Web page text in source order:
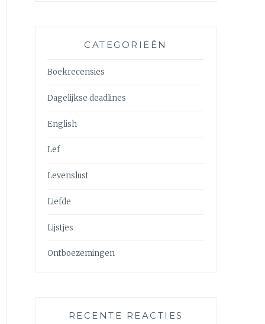
CATEGORIEËN
Boekrecensies
Dagelijkse deadlines
English
Lef
Levenslust
Liefde
Lijstjes
Ontboezemingen
RECENTE REACTIES